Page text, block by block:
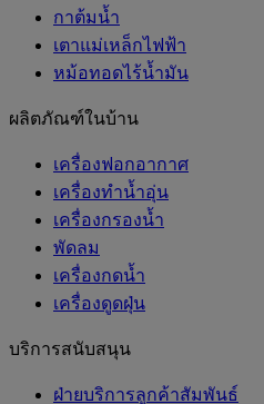
กาต้มน้ำ
เตาแม่เหล็กไฟฟ้า
หม้อทอดไร้น้ำมัน
ผลิตภัณฑ์ในบ้าน
เครื่องฟอกอากาศ
เครื่องทำน้ำอุ่น
เครื่องกรองน้ำ
พัดลม
เครื่องกดน้ำ
เครื่องดูดฝุ่น
บริการสนับสนุน
ฝ่ายบริการลูกค้าสัมพันธ์